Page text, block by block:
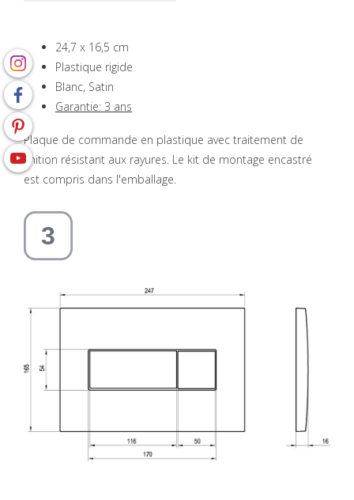
24,7 x 16,5 cm
Plastique rigide
Blanc, Satin
Garantie: 3 ans
Plaque de commande en plastique avec traitement de
finition résistant aux rayures. Le kit de montage encastré
est compris dans l'emballage.